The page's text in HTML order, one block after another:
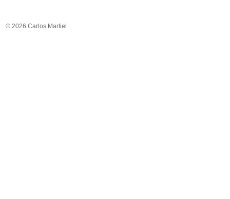
© 2026 Carlos Martiel